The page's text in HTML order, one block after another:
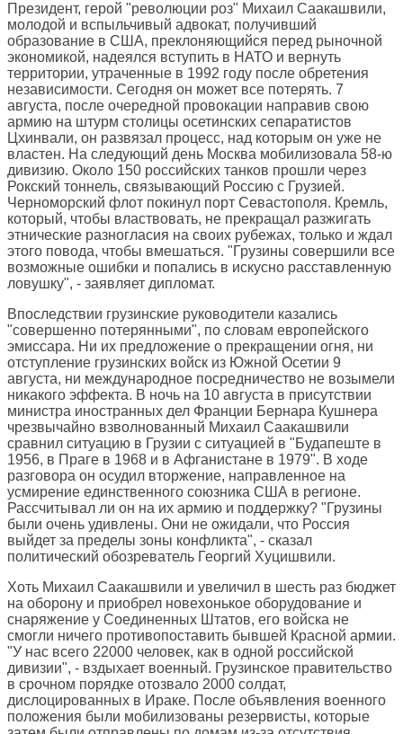
Президент, герой "революции роз" Михаил Саакашвили,
молодой и вспыльчивый адвокат, получивший
образование в США, преклоняющийся перед рыночной
экономикой, надеялся вступить в НАТО и вернуть
территории, утраченные в 1992 году после обретения
независимости. Сегодня он может все потерять. 7
августа, после очередной провокации направив свою
армию на штурм столицы осетинских сепаратистов
Цхинвали, он развязал процесс, над которым он уже не
властен. На следующий день Москва мобилизовала 58-ю
дивизию. Около 150 российских танков прошли через
Рокский тоннель, связывающий Россию с Грузией.
Черноморский флот покинул порт Севастополя. Кремль,
который, чтобы властвовать, не прекращал разжигать
этнические разногласия на своих рубежах, только и ждал
этого повода, чтобы вмешаться. "Грузины совершили все
возможные ошибки и попались в искусно расставленную
ловушку", - заявляет дипломат.
Впоследствии грузинские руководители казались
"совершенно потерянными", по словам европейского
эмиссара. Ни их предложение о прекращении огня, ни
отступление грузинских войск из Южной Осетии 9
августа, ни международное посредничество не возымели
никакого эффекта. В ночь на 10 августа в присутствии
министра иностранных дел Франции Бернара Кушнера
чрезвычайно взволнованный Михаил Саакашвили
сравнил ситуацию в Грузии с ситуацией в "Будапеште в
1956, в Праге в 1968 и в Афганистане в 1979". В ходе
разговора он осудил вторжение, направленное на
усмирение единственного союзника США в регионе.
Рассчитывал ли он на их армию и поддержку? "Грузины
были очень удивлены. Они не ожидали, что Россия
выйдет за пределы зоны конфликта", - сказал
политический обозреватель Георгий Хуцишвили.
Хоть Михаил Саакашвили и увеличил в шесть раз бюджет
на оборону и приобрел новехонькое оборудование и
снаряжение у Соединенных Штатов, его войска не
смогли ничего противопоставить бывшей Красной армии.
"У нас всего 22000 человек, как в одной российской
дивизии", - вздыхает военный. Грузинское правительство
в срочном порядке отозвало 2000 солдат,
дислоцированных в Ираке. После объявления военного
положения были мобилизованы резервисты, которые